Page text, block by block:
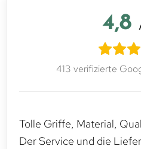
4,8
413 verifizierte
Tolle Griffe, Material,
Der Service und die